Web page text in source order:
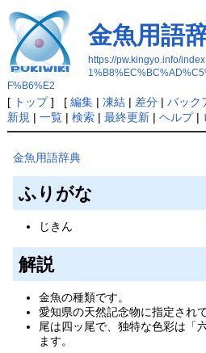
金魚用語
https://pw.kingyo.info/
F%B6%E2
[ トップ] [ 編集| 凍結| 差分| バック
新規 | 一覧| 検索| 最終更新| ヘルプ|
金魚用語辞典
ふりがな
じきん
解説
金魚の種類です。
愛知県の天然記念物に指定され
尾は四ッ尾で、独特な色彩は「
ます。